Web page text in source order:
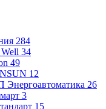
284
34
49
12
26
3
15